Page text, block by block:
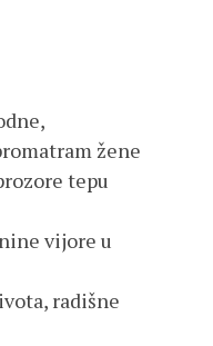
žene
tepu
vijore u
radišne